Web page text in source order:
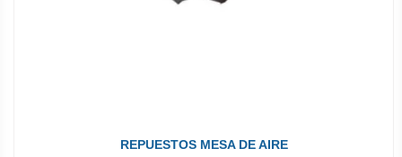
REPUESTOS MESA DE AIRE